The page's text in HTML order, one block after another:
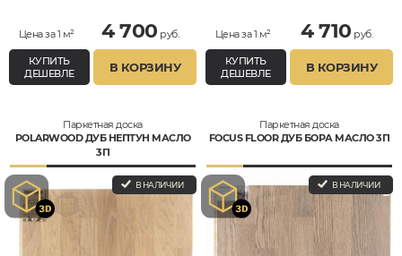
Цена за 1 м² 4 700 руб.
КУПИТЬ
ДЕШЕВЛЕ
В КОРЗИНУ
Цена за 1 м² 4 710 руб.
КУПИТЬ
ДЕШЕВЛЕ
В КОРЗИНУ
Паркетная доска
POLARWOOD ДУБ НЕПТУН МАСЛО
3П
В НАЛИЧИИ
Паркетная доска
FOCUS FLOOR ДУБ БОРА МАСЛО 3П
В НАЛИЧИИ